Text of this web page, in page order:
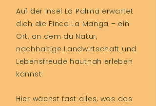
Auf der Insel La Palma erwartet
dich die Finca La Manga – ein
Ort, an dem du Natur,
nachhaltige Landwirtschaft und
Lebensfreude hautnah erleben
kannst.
Hier wächst fast alles, was das